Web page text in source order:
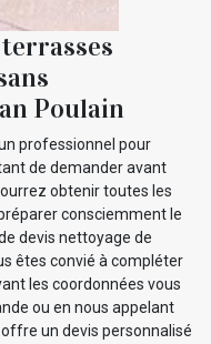
Poulain
professionnel pour
de demander avant
obtenir toutes les
consciemment le
devis nettoyage de
êtes convié à compléter
les coordonnées vous
ou en nous appelant
un devis personnalisé